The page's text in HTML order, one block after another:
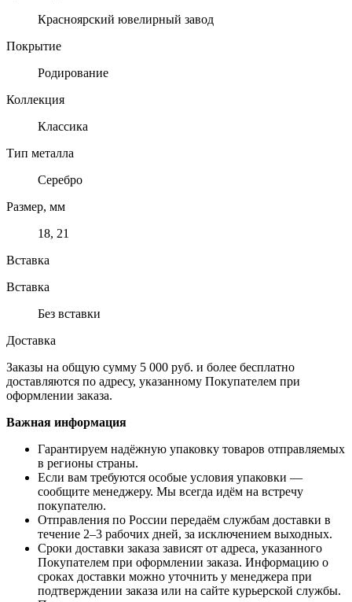
Красноярский ювелирный завод
Покрытие
Родирование
Коллекция
Классика
Тип металла
Серебро
Размер, мм
18, 21
Вставка
Вставка
Без вставки
Доставка
Заказы на общую сумму 5 000 руб. и более бесплатно
доставляются по адресу, указанному Покупателем при
оформлении заказа.
Важная информация
Гарантируем надёжную упаковку товаров отправляемых
в регионы страны.
Если вам требуются особые условия упаковки —
сообщите менеджеру. Мы всегда идём на встречу
покупателю.
Отправления по России передаём службам доставки в
течение 2–3 рабочих дней, за исключением выходных.
Сроки доставки заказа зависят от адреса, указанного
Покупателем при оформлении заказа. Информацию о
сроках доставки можно уточнить у менеджера при
подтверждении заказа или на сайте курьерской службы.